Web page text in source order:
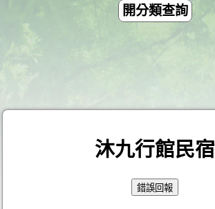
開分類查詢
沐九行館民宿